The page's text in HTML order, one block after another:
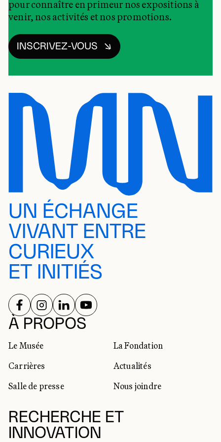
pour connaître en primeur nos expositions à
venir, nos activités et nos promotions.
INSCRIVEZ-VOUS
UN ÉCHANGE
VIVANT ENTRE
CURIEUX
ET INITIÉS
À PROPOS
Le Musée
La Fondation
Carrières
Actualités
Salle de presse
Nous joindre
RECHERCHE ET
INNOVATION
RÉSEAUX SOCIAUX
SUIVEZ-NOUS SUR
SUIVEZ-NOUS SUR
SUIVEZ-NOUS SUR
SUIVEZ-NOUS SUR